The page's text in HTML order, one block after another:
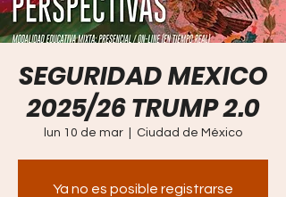
SEGURIDAD MEXICO
2025/26 TRUMP 2.0
lun 10 de mar Ciudad de México
Ya no es posible registrarse